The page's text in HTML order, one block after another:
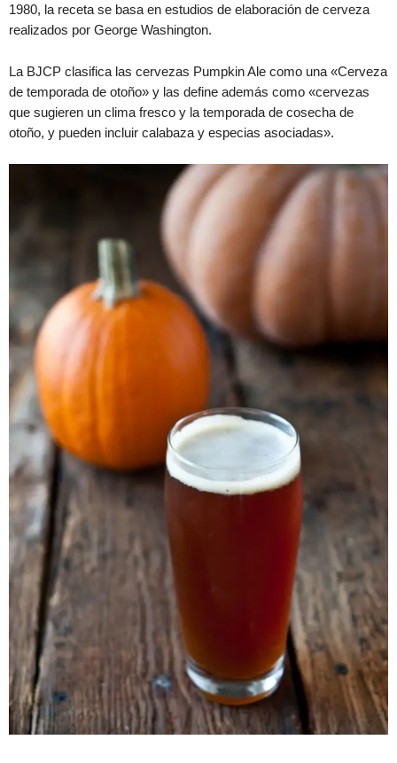
1980, la receta se basa en estudios de elaboración de cerveza
realizados por George Washington.
La BJCP clasifica las cervezas Pumpkin Ale como una «Cerveza
de temporada de otoño» y las define además como «cervezas
que sugieren un clima fresco y la temporada de cosecha de
otoño, y pueden incluir calabaza y especias asociadas».